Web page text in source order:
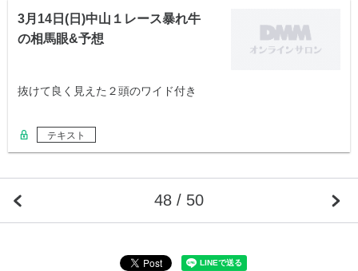
3月14日(日)中山１レース暴れ牛
の相馬眼&予想
抜けて良く見えた２頭のワイド付き
テキスト
48 / 50